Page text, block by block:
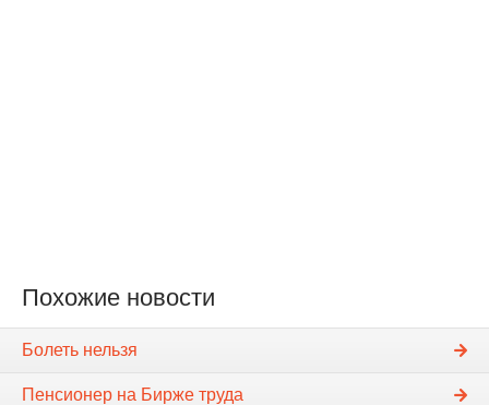
Похожие новости
Болеть нельзя
Пенсионер на Бирже труда